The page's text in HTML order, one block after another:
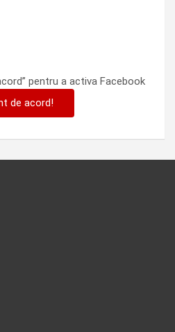
pentru a activa Facebook
de acord!